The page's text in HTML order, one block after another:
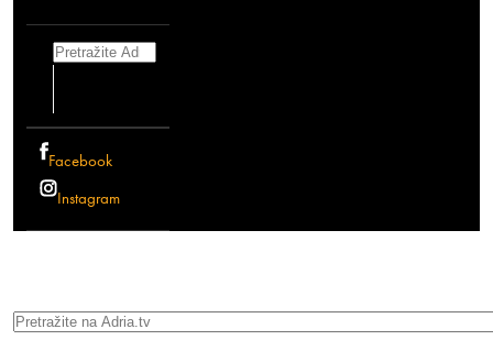
Search
Facebook
Instagram
Search